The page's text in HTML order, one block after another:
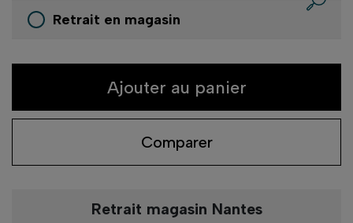
Retrait en magasin
Ajouter au panier
Comparer
Retrait magasin Nantes